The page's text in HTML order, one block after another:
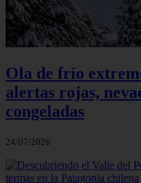
Ola de frío
alertas rojas,
congeladas
24/07/2026